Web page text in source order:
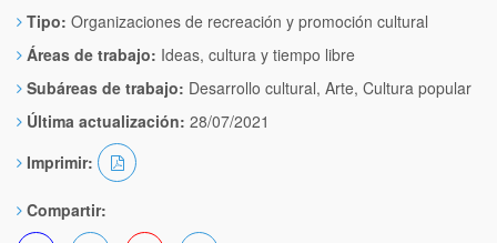
Tipo: Organizaciones de recreación y promoción cultural
Áreas de trabajo: Ideas, cultura y tiempo libre
Subáreas de trabajo: Desarrollo cultural, Arte, Cultura popular
Última actualización: 28/07/2021
Imprimir:
Compartir: